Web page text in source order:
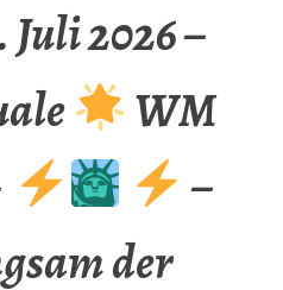
Juli 2026 –
WM
–
der